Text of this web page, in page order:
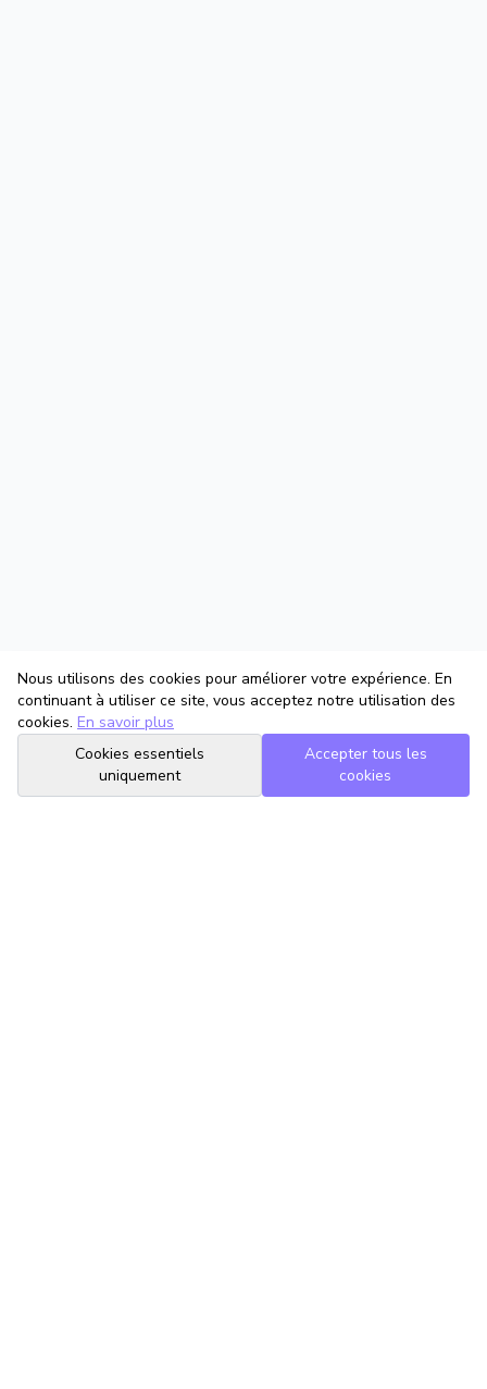
Nous utilisons des cookies pour améliorer votre expérience. En
continuant à utiliser ce site, vous acceptez notre utilisation des
cookies. En savoir plus
Cookies essentiels
uniquement
Accepter tous les
cookies